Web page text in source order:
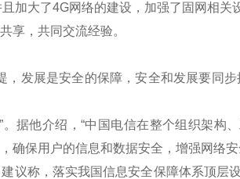
加大了4G网络的建设，加强了固网相关
，共同交流经验。
发展是安全的保障，安全和发展要同步
他介绍，“中国电信在整个组织架构
确保用户的信息和数据安全，增强网络安
称，落实我国信息安全保障体系顶层